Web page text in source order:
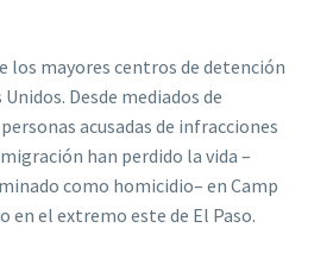
los mayores centros de detención
Desde mediados de
acusadas de infracciones
han perdido la vida –
como homicidio– en Camp
en el extremo este de El Paso.